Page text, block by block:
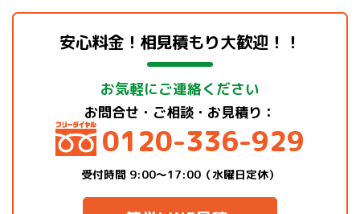
安心料金！相見積もり大歓迎！！
お気軽にご連絡ください
お問合せ・ご相談・お見積り：
0120-336-929
受付時間 9:00～17:00（水曜日定休）